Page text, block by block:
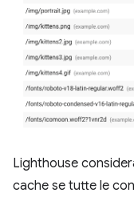
Lighthouse
cache se tutte le